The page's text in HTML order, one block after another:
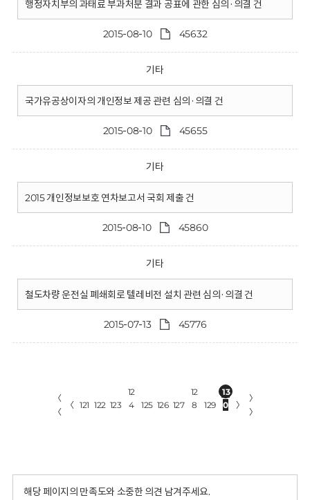
행정자치부의 과태료 부과처분 결과 공표에 관한 심의·의결 건
2015-08-10 45632
기타
국가유공상이자의 개인정보 제공 관련 심의·의결 건
2015-08-10 45655
기타
2015 개인정보보호 연차보고서 국회 제출 건
2015-08-10 45860
기타
철도차량 운전실 폐쇄회로 텔레비전 설치 관련 심의·의결 건
2015-07-13 45776
〈
〈
〈 121 122 123
12
4
125 126 127
12
8
129
13
0
〉
〉
〉
해당 페이지의 만족도와 소중한 의견 남겨주세요.